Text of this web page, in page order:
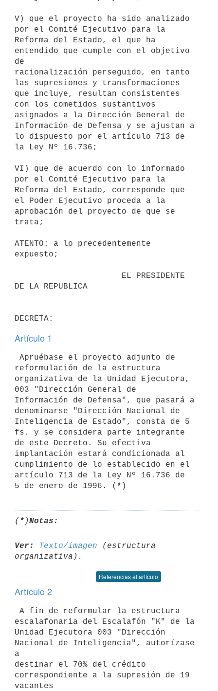
V) que el proyecto ha sido analizado
por el Comité Ejecutivo para la
Reforma del Estado, el que ha
entendido que cumple con el objetivo
de
racionalización perseguido, en tanto
las supresiones y transformaciones
que incluye, resultan consistentes
con los cometidos sustantivos
asignados a la Dirección General de
Información de Defensa y se ajustan a
lo dispuesto por el artículo 713 de
la Ley Nº 16.736;
VI) que de acuerdo con lo informado
por el Comité Ejecutivo para la
Reforma del Estado, corresponde que
el Poder Ejecutivo proceda a la
aprobación del proyecto de que se
trata;
ATENTO: a lo precedentemente
expuesto;
DE LA REPUBLICA
Artículo 1
reformulación de la estructura
organizativa de la Unidad Ejecutora,
003 "Dirección General de
Información de Defensa", que pasará a
denominarse "Dirección Nacional de
Inteligencia de Estado", consta de 5
fs. y se considera parte integrante
de este Decreto. Su efectiva
implantación estará condicionada al
cumplimiento de lo establecido en el
artículo 713 de la Ley Nº 16.736 de
(*)Notas:
Ver: Texto/imagen (estructura
Referencias al artículo
Artículo 2
escalafonaria del Escalafón "K" de la
Unidad Ejecutora 003 "Dirección
Nacional de Inteligencia", autorízase
a
destinar el 70% del crédito
correspondiente a la supresión de 19
vacantes